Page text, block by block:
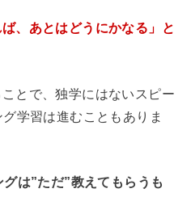
、あとはどうにかなる」と
とで、独学にはないスピー
学習は進むこともありま
は”ただ”教えてもらうも